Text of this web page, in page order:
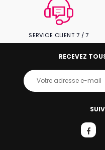
SERVICE CLIENT 7 / 7
RECEVEZ